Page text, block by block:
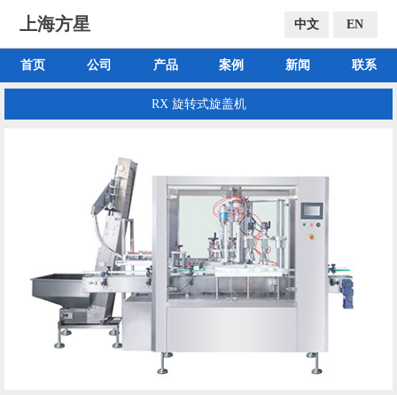
上海方星 中文 EN
首页 公司 产品 案例 新闻 联系
RX 旋转式旋盖机